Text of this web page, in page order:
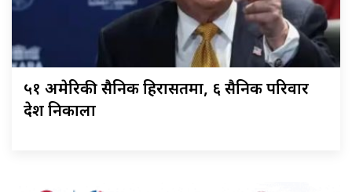
५१ अमेरिकी सैनिक हिरासतमा, ६ सैनिक परिवार
देश निकाला